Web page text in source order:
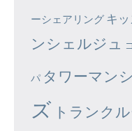
ーシェアリング キ
ンシェルジュ
パ タワーマン
ズ トランク